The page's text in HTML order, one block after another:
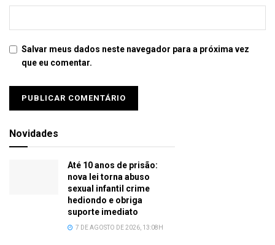
Salvar meus dados neste navegador para a próxima vez
que eu comentar.
Novidades
Até 10 anos de prisão:
nova lei torna abuso
sexual infantil crime
hediondo e obriga
suporte imediato
7 DE AGOSTO DE 2026, 13:08H